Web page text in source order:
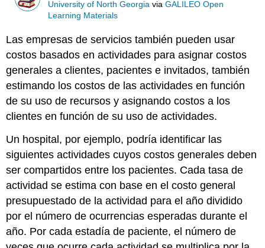
University of North Georgia viaGALILEO Open
Learning Materials
Las empresas de servicios también pueden usar
costos basados en actividades para asignar costos
generales a clientes, pacientes e invitados, también
estimando los costos de las actividades en función
de su uso de recursos y asignando costos a los
clientes en función de su uso de actividades.
Un hospital, por ejemplo, podría identificar las
siguientes actividades cuyos costos generales deben
ser compartidos entre los pacientes. Cada tasa de
actividad se estima con base en el costo general
presupuestado de la actividad para el año dividido
por el número de ocurrencias esperadas durante el
año. Por cada estadía de paciente, el número de